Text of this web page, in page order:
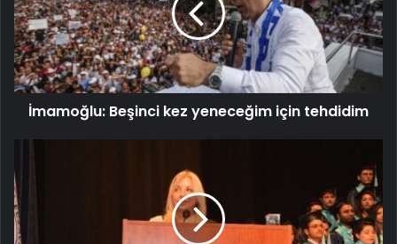
İmamoğlu: Beşinci kez yeneceğim için tehdidim